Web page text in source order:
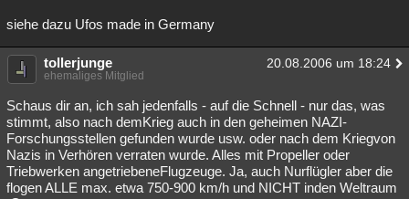
siehe dazu Ufos made in Germany
tollerjunge 20.08.2006 um 18:24
ehemaliges Mitglied
Schaus dir an, ich sah jedenfalls - auf die Schnell - nur das, was
stimmt, also nach demKrieg auch in den geheimen NAZI-
Forschungsstellen gefunden wurde usw. oder nach dem Kriegvon
Nazis in Verhören verraten wurde. Alles mit Propeller oder
Triebwerken angetriebeneFlugzeuge. Ja, auch Nurflügler aber die
flogen ALLE max. etwa 750-900 km/h und NICHT inden Weltraum